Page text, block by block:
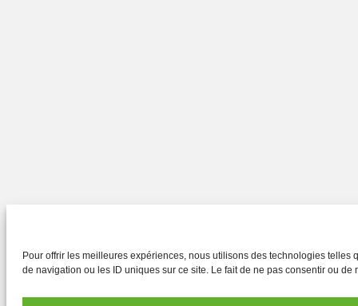
Pour offrir les meilleures expériences, nous utilisons des technologies
de navigation ou les ID uniques sur ce site. Le fait de ne pas consentir ou